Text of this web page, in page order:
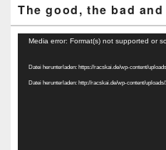
The good, the bad
Video-
Media error: Format(s) not supported or
Datei herunterladen: https://racskai.de/wp-content/
Datei herunterladen: http://racskai.de/wp-content/